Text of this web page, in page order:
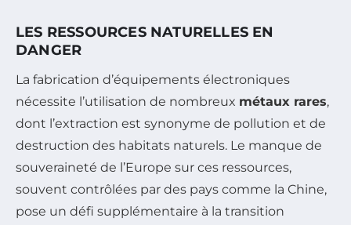
LES RESSOURCES NATURELLES EN
DANGER
La fabrication d’équipements électroniques
nécessite l’utilisation de nombreux métaux rares,
dont l’extraction est synonyme de pollution et de
destruction des habitats naturels. Le manque de
souveraineté de l’Europe sur ces ressources,
souvent contrôlées par des pays comme la Chine,
pose un défi supplémentaire à la transition